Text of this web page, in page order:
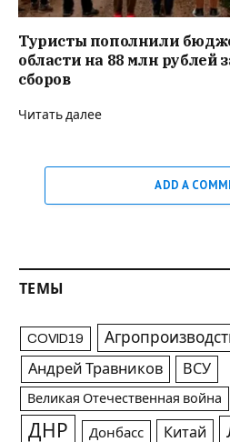
Туристы пополнили
области на 88 млн рублей
сборов
Читать далее
ADD A
ТЕМЫ
COVID19
Андрей Травников ВСУ
Великая Отечественная война
ДНР Донбасс Китай